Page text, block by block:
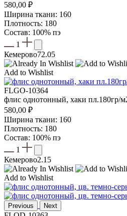
580,00 ₽
Ширина ткани: 160
Плотность: 180
Состав: 100% пэ
1
Кемерово72.05
Add to Wishlist
FLGO-10364
флис однотонный, хаки пл.180гр/
580,00 ₽
Ширина ткани: 160
Плотность: 180
Состав: 100% пэ
1
Кемерово2.15
Add to Wishlist
Previous Next